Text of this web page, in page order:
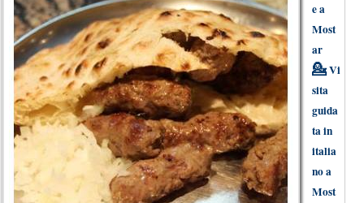
e a
Most
ar
💁 Vi
sita
guida
ta in
italia
no a
Most